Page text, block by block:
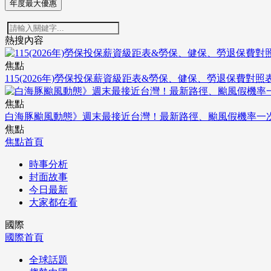
年度最大優惠
熱搜內容
焦點
115(2026年)勞保投保薪資級距表&勞保、健保、勞退保費對照
焦點
白海豚颱風動態》週末最接近台灣！最新路徑、颱風假機率一
焦點
焦點首頁
時事分析
封面故事
今日最新
大家都在看
國際
國際首頁
全球話題